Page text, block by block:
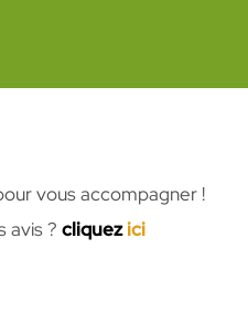
vous accompagner !
avis ? cliquezici